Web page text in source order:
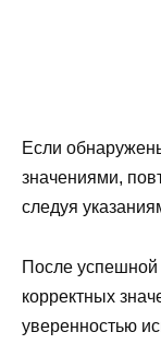
Если
значениями,
следуя
После успешной
корректных
уверенностью